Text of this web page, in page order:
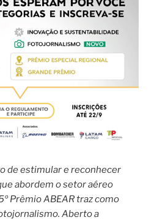
de estimular e reconhecer
abordem o setor aéreo
Prêmio ABEAR traz como
Aberto a